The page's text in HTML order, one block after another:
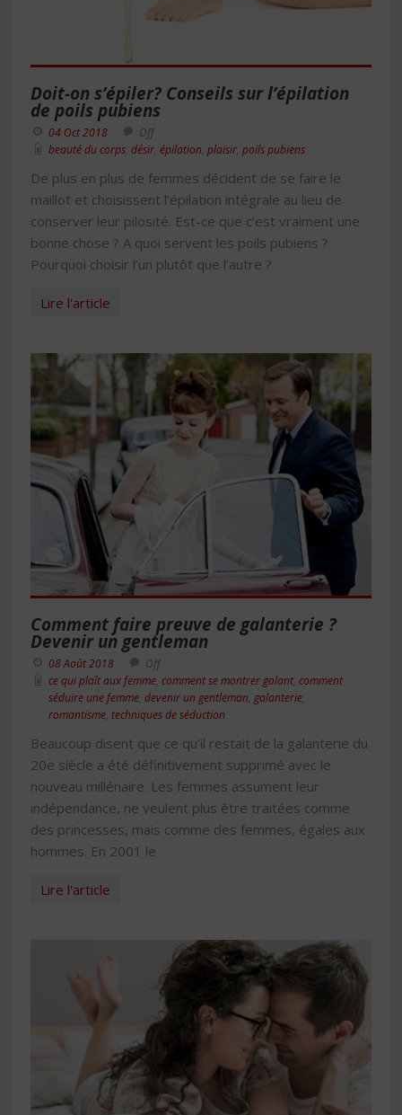
Doit-on s’épiler? Conseils sur l’épilation
de poils pubiens
04 Oct 2018
Off
beauté du corps désir épilation plaisir poils pubiens
De plus en plus de femmes décident de se faire le
maillot et choisissent l’épilation intégrale au lieu de
conserver leur pilosité. Est-ce que c’est vraiment une
bonne chose ? A quoi servent les poils pubiens ?
Pourquoi choisir l’un plutôt que l’autre ?
Lire l'article
Comment faire preuve de galanterie ?
Devenir un gentleman
08 Août 2018
Off
ce qui plaît aux femme comment se montrer galant comment
séduire une femme devenir un gentleman galanterie
romantisme techniques de séduction
Beaucoup disent que ce qu’il restait de la galanterie du
20e siècle a été définitivement supprimé avec le
nouveau millénaire. Les femmes assument leur
indépendance, ne veulent plus être traitées comme
des princesses, mais comme des femmes, égales aux
hommes. En 2001 le
Lire l'article